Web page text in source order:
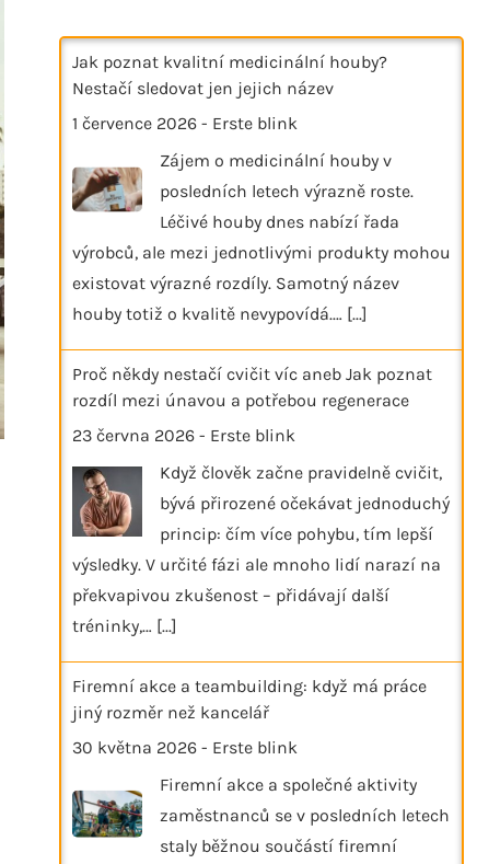
Jak poznat kvalitní medicinální houby?
Nestačí sledovat jen jejich název
1 července 2026 - Erste blink
Zájem o medicinální houby v
posledních letech výrazně roste.
Léčivé houby dnes nabízí řada
výrobců, ale mezi jednotlivými produkty mohou
existovat výrazné rozdíly. Samotný název
houby totiž o kvalitě nevypovídá.… [...]
Proč někdy nestačí cvičit víc aneb Jak poznat
rozdíl mezi únavou a potřebou regenerace
23 června 2026 - Erste blink
Když člověk začne pravidelně cvičit,
bývá přirozené očekávat jednoduchý
princip: čím více pohybu, tím lepší
výsledky. V určité fázi ale mnoho lidí narazí na
překvapivou zkušenost – přidávají další
tréninky,… [...]
Firemní akce a teambuilding: když má práce
jiný rozměr než kancelář
30 května 2026 - Erste blink
Firemní akce a společné aktivity
zaměstnanců se v posledních letech
staly běžnou součástí firemní